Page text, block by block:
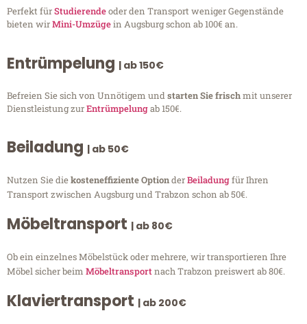
Perfekt fürStudierendeoder den Transport weniger Gegenstände
bieten wirMini-Umzügein Augsburg schon ab 100€ an.
Entrümpelung | ab 150€
Befreien Sie sich von Unnötigem undstarten Sie frischmit unserer
Dienstleistung zurEntrümpelungab 150€.
Beiladung | ab 50€
Nutzen Sie diekosteneffiziente OptionderBeiladungfür Ihren
Transport zwischen Augsburg und Trabzon schon ab 50€.
Möbeltransport | ab 80€
Ob ein einzelnes Möbelstück oder mehrere, wir transportieren Ihre
Möbel sicher beim Möbeltransportnach Trabzon preiswert ab 80€.
Klaviertransport | ab 200€